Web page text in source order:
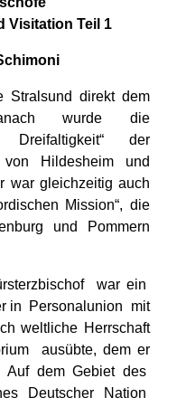
Visitation Teil 1
Stralsund direkt dem
wurde die
Dreifaltigkeit“ der
Hildesheim und
war gleichzeitig auch
Mission“, die
und Pommern
war ein
in Personalunion mit
weltliche Herrschaft
ausübte, dem er
dem Gebiet des
Deutscher Nation